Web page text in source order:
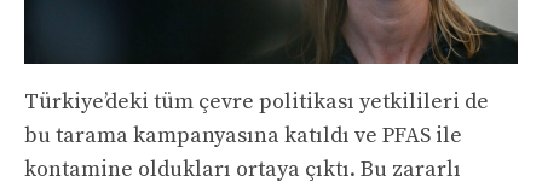
Türkiye’deki tüm çevre politikası yetkilileri de
bu tarama kampanyasına katıldı ve PFAS ile
kontamine oldukları ortaya çıktı. Bu zararlı